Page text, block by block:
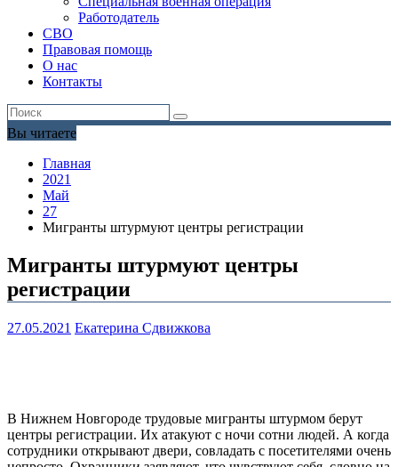
Работодатель
СВО
Правовая помощь
О нас
Контакты
Вы читаете
Главная
2021
Май
27
Мигранты штурмуют центры регистрации
Мигранты штурмуют центры
регистрации
27.05.2021 Екатерина Сдвижкова
В Нижнем Новгороде трудовые мигранты штурмом берут
центры регистрации. Их атакуют с ночи сотни людей. А когда
сотрудники открывают двери, совладать с посетителями очень